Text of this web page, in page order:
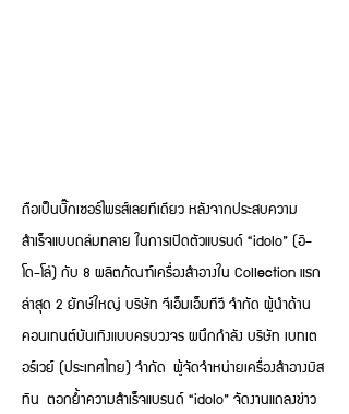
ถือเป็นบิ๊กเซอร์ไพรส์เลยทีเดียว หลังจากประสบความ
สำเร็จแบบถล่มทลาย ในการเปิดตัวแบรนด์ “idolo” (อิ-
โด-โล่) กับ 8 ผลิตภัณฑ์เครื่องสำอางใน Collection แรก
ล่าสุด 2 ยักษ์ใหญ่ บริษัท จีเอ็มเอ็มทีวี จำกัด ผู้นำด้าน
คอนเทนต์บันเทิงแบบครบวงจร ผนึกกำลัง บริษัท เบทเต
อร์เวย์ (ประเทศไทย) จำกัด ผู้จัดจำหน่ายเครื่องสำอางมิส
ทิน ตอกย้ำความสำเร็จแบรนด์ “idolo” จัดงานแถลงข่าว